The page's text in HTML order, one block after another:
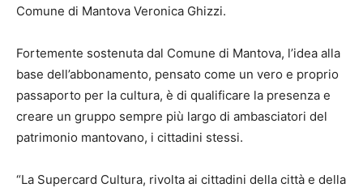
Comune di Mantova Veronica Ghizzi.
Fortemente sostenuta dal Comune di Mantova, l’idea alla
base dell’abbonamento, pensato come un vero e proprio
passaporto per la cultura, è di qualificare la presenza e
creare un gruppo sempre più largo di ambasciatori del
patrimonio mantovano, i cittadini stessi.
“La Supercard Cultura, rivolta ai cittadini della città e della